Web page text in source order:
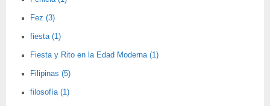
Fez (3)
fiesta (1)
Fiesta y Rito en la Edad Moderna (1)
Filipinas (5)
filosofía (1)